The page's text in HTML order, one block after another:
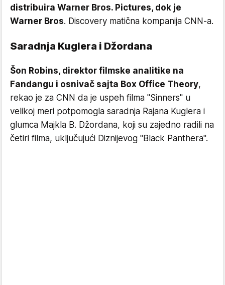
distribuira Warner Bros. Pictures, dok je
Warner Bros. Discovery matična kompanija CNN-a.
Saradnja Kuglera i Džordana
Šon Robins, direktor filmske analitike na
Fandangu i osnivač sajta Box Office Theory,
rekao je za CNN da je uspeh filma "Sinners" u
velikoj meri potpomogla saradnja Rajana Kuglera i
glumca Majkla B. Džordana, koji su zajedno radili na
četiri filma, uključujući Diznijevog "Black Panthera".